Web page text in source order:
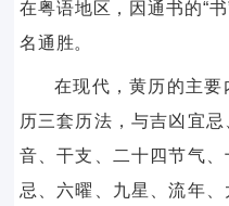
在粤语地区，因通书的“
名通胜。
在现代，黄历的主要
历三套历法，与吉凶宜
音、干支、二十四节气
忌、六曜、九星、流年、